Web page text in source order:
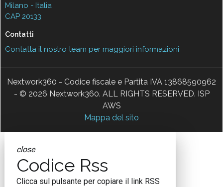
Milano - Italia
CAP 20133
Contatti
Contatta il nostro team per maggiori informazioni
Nextwork360 - Codice fiscale e Partita IVA 13868590962
- © 2026 Nextwork360. ALL RIGHTS RESERVED. ISP
AWS
Mappa del sito
close
Codice Rss
Clicca sul pulsante per copiare il link RSS